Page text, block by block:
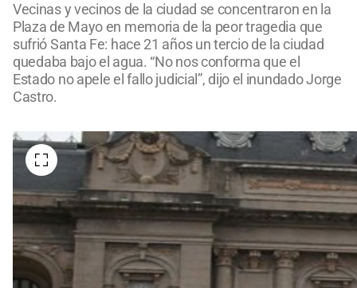
Vecinas y vecinos de la ciudad se concentraron en la
Plaza de Mayo en memoria de la peor tragedia que
sufrió Santa Fe: hace 21 años un tercio de la ciudad
quedaba bajo el agua. “No nos conforma que el
Estado no apele el fallo judicial”, dijo el inundado Jorge
Castro.